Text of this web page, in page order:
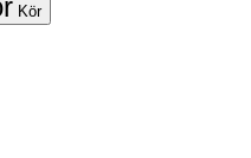
Kör